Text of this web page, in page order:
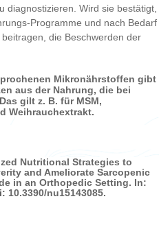
diagnostizieren. Wird sie bestätigt,
Programme und nach Bedarf
die Beschwerden der
Mikronährstoffen gibt
aus der Nahrung, die bei
gilt z. B. für MSM,
Weihrauchextrakt.
Nutritional Strategies to
and Ameliorate Sarcopenic
in an Orthopedic Setting. In:
10.3390/nu15143085.